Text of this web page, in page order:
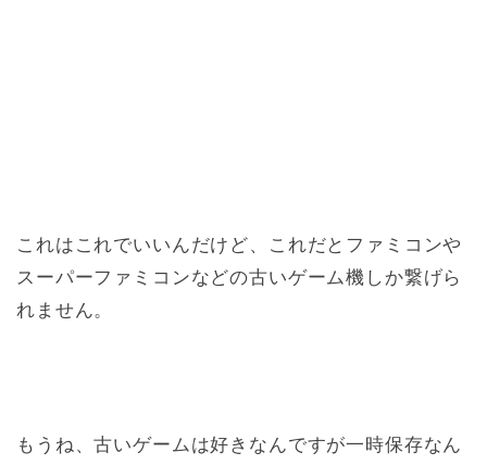
これはこれでいいんだけど、これだとファミコンや
スーパーファミコンなどの古いゲーム機しか繋げら
れません。
もうね、古いゲームは好きなんですが一時保存なん